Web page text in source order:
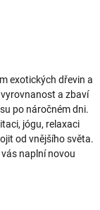
exotických dřevin a
a zbaví
po náročném dni.
jógu, relaxaci
od vnějšího světa.
naplní novou